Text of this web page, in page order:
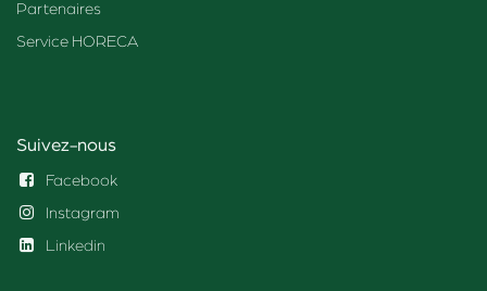
Partenaires
Service HORECA
Suivez-nous
Facebook
Instagram
Linkedin